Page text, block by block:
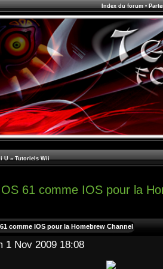
Index du forum•
U » Tutoriels Wii
61 comme IOS pour la
comme IOS pour la Homebrew Channel
1 Nov 2009 18:08